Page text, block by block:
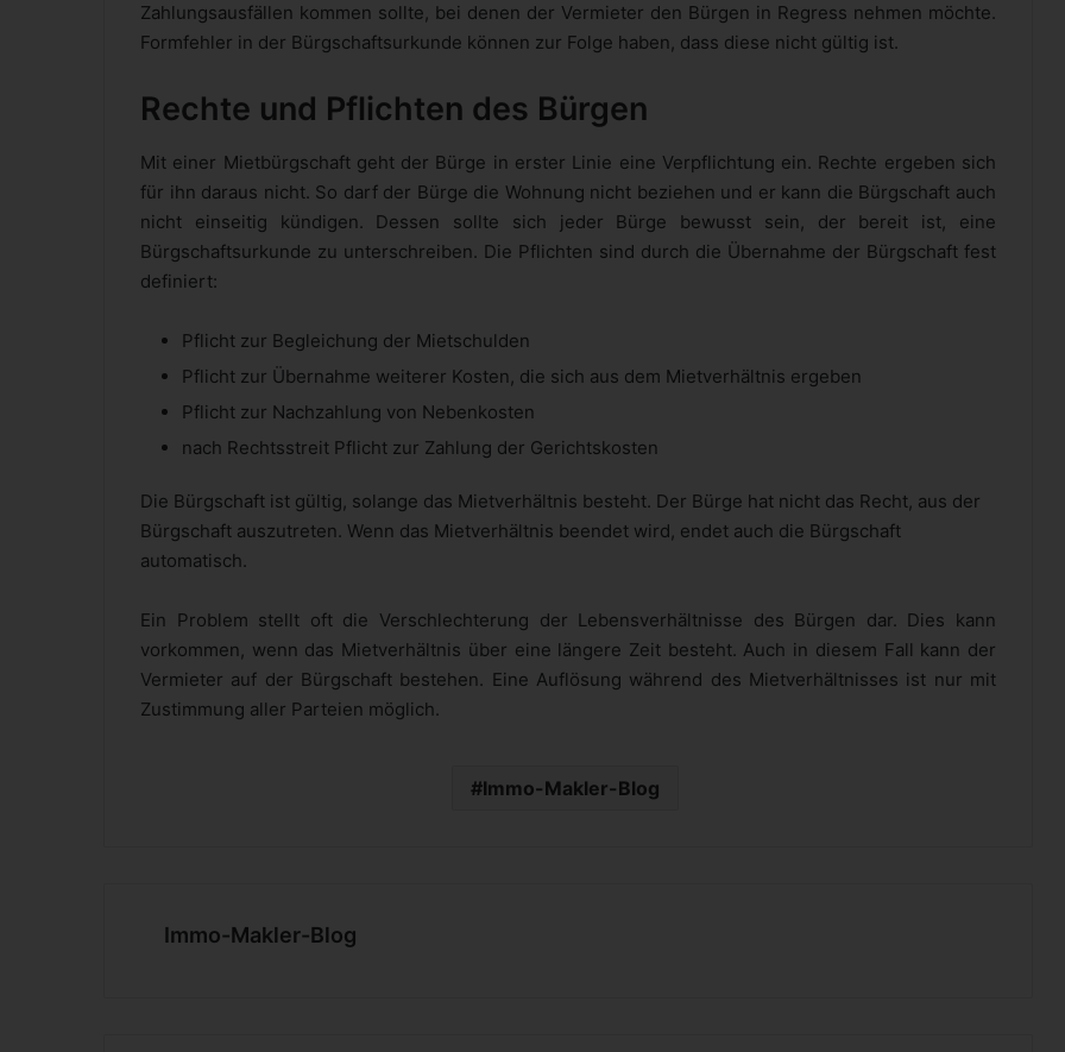
Zahlungsausfällen kommen sollte, bei denen der Vermieter den Bürgen in Regress nehmen möchte.
Formfehler in der Bürgschaftsurkunde können zur Folge haben, dass diese nicht gültig ist.
Rechte und Pflichten des Bürgen
Mit einer Mietbürgschaft geht der Bürge in erster Linie eine Verpflichtung ein. Rechte ergeben sich
für ihn daraus nicht. So darf der Bürge die Wohnung nicht beziehen und er kann die Bürgschaft auch
nicht einseitig kündigen. Dessen sollte sich jeder Bürge bewusst sein, der bereit ist, eine
Bürgschaftsurkunde zu unterschreiben. Die Pflichten sind durch die Übernahme der Bürgschaft fest
definiert:
Pflicht zur Begleichung der Mietschulden
Pflicht zur Übernahme weiterer Kosten, die sich aus dem Mietverhältnis ergeben
Pflicht zur Nachzahlung von Nebenkosten
nach Rechtsstreit Pflicht zur Zahlung der Gerichtskosten
Die Bürgschaft ist gültig, solange das Mietverhältnis besteht. Der Bürge hat nicht das Recht, aus der
Bürgschaft auszutreten. Wenn das Mietverhältnis beendet wird, endet auch die Bürgschaft
automatisch.
Ein Problem stellt oft die Verschlechterung der Lebensverhältnisse des Bürgen dar. Dies kann
vorkommen, wenn das Mietverhältnis über eine längere Zeit besteht. Auch in diesem Fall kann der
Vermieter auf der Bürgschaft bestehen. Eine Auflösung während des Mietverhältnisses ist nur mit
Zustimmung aller Parteien möglich.
Immo-Makler-Blog
Immo-Makler-Blog